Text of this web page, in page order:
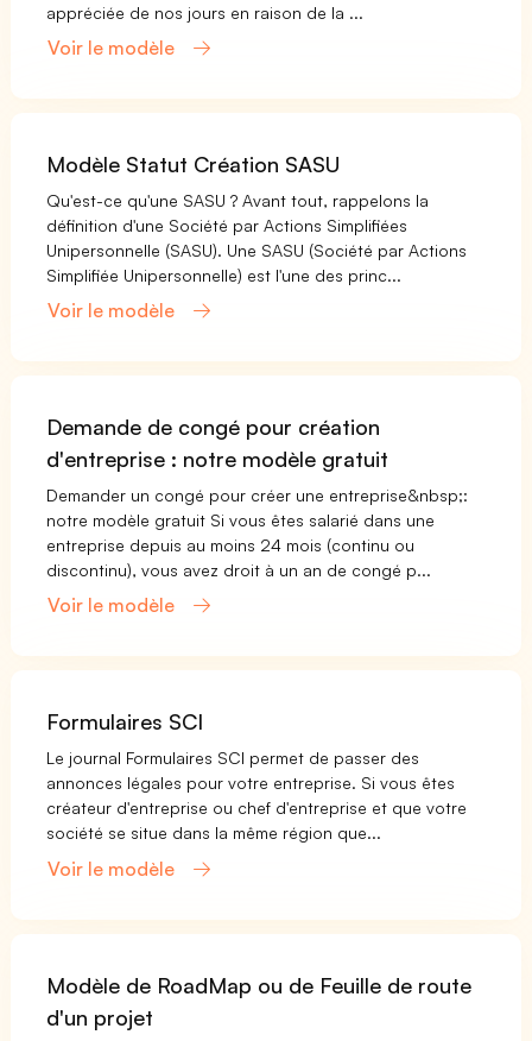
appréciée de nos jours en raison de la ...
Voir le modèle
Modèle Statut Création SASU
Qu'est-ce qu'une SASU ? Avant tout, rappelons la
définition d'une Société par Actions Simplifiées
Unipersonnelle (SASU). Une SASU (Société par Actions
Simplifiée Unipersonnelle) est l'une des princ...
Voir le modèle
Demande de congé pour création
d'entreprise : notre modèle gratuit
Demander un congé pour créer une entreprise&nbsp;:
notre modèle gratuit Si vous êtes salarié dans une
entreprise depuis au moins 24 mois (continu ou
discontinu), vous avez droit à un an de congé p...
Voir le modèle
Formulaires SCI
Le journal Formulaires SCI permet de passer des
annonces légales pour votre entreprise. Si vous êtes
créateur d'entreprise ou chef d'entreprise et que votre
société se situe dans la même région que...
Voir le modèle
Modèle de RoadMap ou de Feuille de route
d'un projet